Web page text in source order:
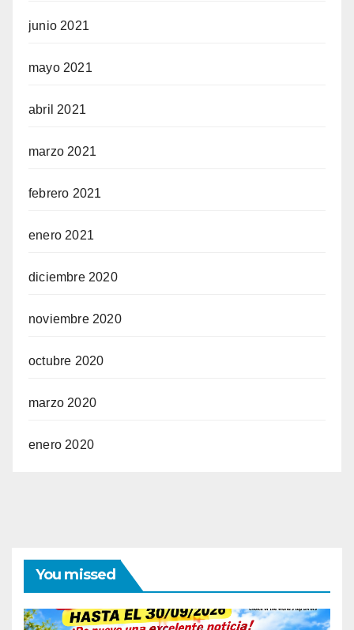
junio 2021
mayo 2021
abril 2021
marzo 2021
febrero 2021
enero 2021
diciembre 2020
noviembre 2020
octubre 2020
marzo 2020
enero 2020
You missed